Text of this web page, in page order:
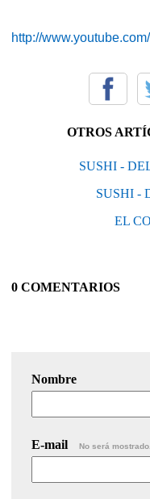
http://
OTROS
SUSHI -
SUSHI -
EL
0 COMENTARIOS
Nombre
E-mail No será mostrado.